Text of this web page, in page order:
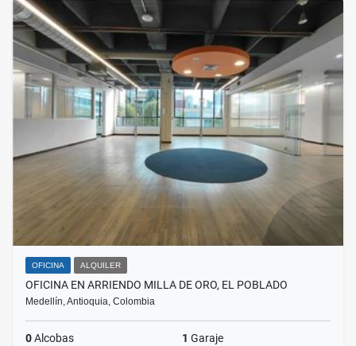
OFICINA ALQUILER
OFICINA EN ARRIENDO MILLA DE ORO, EL POBLADO
Medellín, Antioquia, Colombia
0Alcobas 1 Garaje